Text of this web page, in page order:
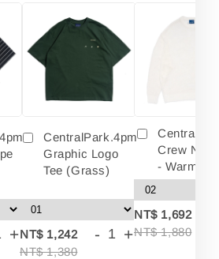
+
CentralPark.4pm
Graphic Logo
Tee (Grass)
NT$ 1,242
NT$ 1,380
- +
Crew
- Warm
NT$ 1,692
NT$ 1,880